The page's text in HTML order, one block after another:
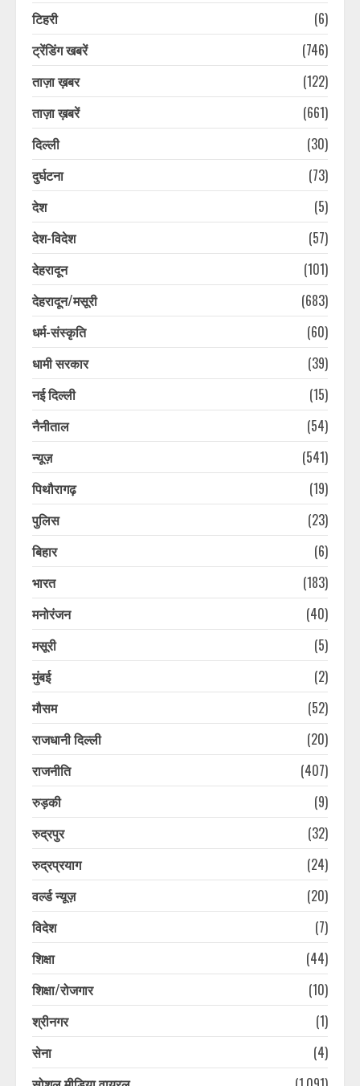
टिहरी
(6)
ट्रेंडिंग खबरें
(746)
ताज़ा ख़बर
(122)
ताज़ा ख़बरें
(661)
दिल्ली
(30)
दुर्घटना
(73)
देश
(5)
देश-विदेश
(57)
देहरादून
(101)
देहरादून/मसूरी
(683)
धर्म-संस्कृति
(60)
धामी सरकार
(39)
नई दिल्ली
(15)
नैनीताल
(54)
न्यूज़
(541)
पिथौरागढ़
(19)
पुलिस
(23)
बिहार
(6)
भारत
(183)
मनोरंजन
(40)
मसूरी
(5)
मुंबई
(2)
मौसम
(52)
राजधानी दिल्ली
(20)
राजनीति
(407)
रुड़की
(9)
रुद्रपुर
(32)
रुद्रप्रयाग
(24)
वर्ल्ड न्यूज़
(20)
विदेश
(7)
शिक्षा
(44)
शिक्षा/रोजगार
(10)
श्रीनगर
(1)
सेना
(4)
पर्यटकों की बढ़ी आवाजाही, पर्यटन कारोबार
August 6, 2026
देहरादून में स्मार्ट ट्रैफिक प्रबंधन परियोजना
दुर्घटनाओं पर लगेगी लगाम
5
जनगणना 2027 की तैयारी शुरू, उत्तराखंड
जिलों में तेज वर्षा और भूस्खलन की आशंका,